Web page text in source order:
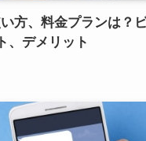
方、料金プランは？
、デメリット